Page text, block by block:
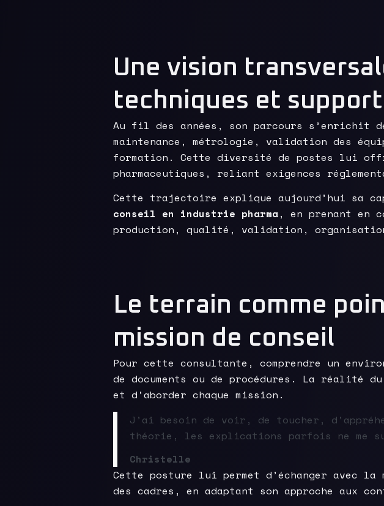
Une vision
techniques et support
Au fil des années, son parcours s’enrichit
maintenance, métrologie, validation des
formation. Cette diversité de postes lui
pharmaceutiques, reliant exigences
Cette trajectoire explique aujourd’hui sa
conseil en industrie pharma, en prenant en
production, qualité, validation,
Le terrain comme
mission de conseil
Pour cette consultante, comprendre un
de documents ou de procédures. La
et d’aborder chaque mission.
J’ai besoin de voir, de toucher,
théorie, les explications parfois ne me
Christelle
Cette posture lui permet d’échanger avec la
des cadres, en adaptant son approche aux